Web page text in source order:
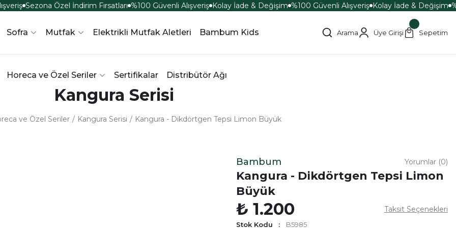
Sezona Özel İndirim Fırsatları %100 Güvenli Alışveriş Kolay İade & Değişim %100 Güvenli Alışveriş Kolay İade & Değişim
Sofra Mutfak Elektrikli Mutfak Aletleri Bambum Kids
Horeca ve Özel Seriler Sertifikalar Distribütör Ağı
Arama Üye Girişi Sepetim
Kangura Serisi
ve Özel Seriler Kangura Serisi Kangura - Dikdörtgen Tepsi Limon Büyük
Bambum Yorumlar (0)
Kangura - Dikdörtgen Tepsi Limon
Büyük
₺ 1.200 Taksit Seçenekleri
Stok Kodu B5985